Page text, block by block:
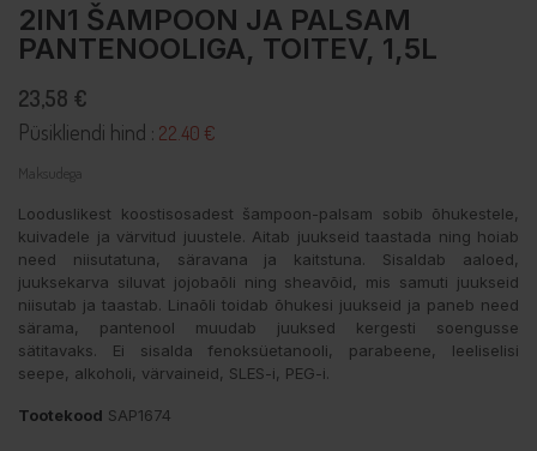
2IN1 ŠAMPOON JA PALSAM
PANTENOOLIGA, TOITEV, 1,5L
23,58 €
Püsikliendi hind : 22.40 €
Maksudega
Looduslikest koostisosadest šampoon-palsam sobib õhukestele,
kuivadele ja värvitud juustele. Aitab juukseid taastada ning hoiab
need niisutatuna, säravana ja kaitstuna. Sisaldab aaloed,
juuksekarva siluvat jojobaõli ning sheavõid, mis samuti juukseid
niisutab ja taastab. Linaõli toidab õhukesi juukseid ja paneb need
särama, pantenool muudab juuksed kergesti soengusse
sätitavaks. Ei sisalda fenoksüetanooli, parabeene, leeliselisi
seepe, alkoholi, värvaineid, SLES-i, PEG-i.
Tootekood SAP1674